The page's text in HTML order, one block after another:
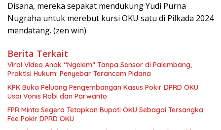
Disana, mereka sepakat mendukung Yudi Purna
Nugraha untuk merebut kursi OKU satu di Pilkada 2024
mendatang. (zen win)
Berita Terkait
Viral Video Anak “Ngelem” Tanpa Sensor di Palembang,
Praktisi Hukum: Penyebar Terancam Pidana
KPK Buka Peluang Pengembangan Kasus Pokir DPRD OKU
Usai Vonis Robi dan Parwanto
FPR Minta Segera Tetapkan Bupati OKU Sebagai Tersangka
Fee Pokir DPRD OKU